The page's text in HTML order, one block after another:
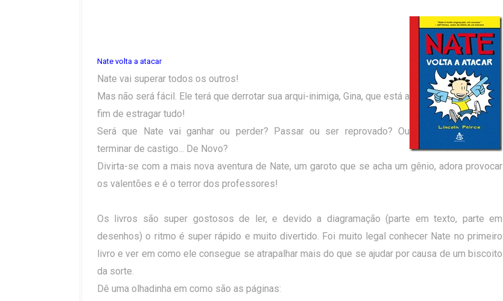
Nate volta a atacar
Nate vai superar todos os outros!
Mas não será fácil. Ele terá que derrotar sua arqui-inimiga, Gina, que está a
fim de estragar tudo!
Será que Nate vai ganhar ou perder? Passar ou ser reprovado? Ou
terminar de castigo... De Novo?
Divirta-se com a mais nova aventura de Nate, um garoto que se acha um gênio, adora provocar
os valentões e é o terror dos professores!
Os livros são super gostosos de ler, e devido a diagramação (parte em texto, parte em
desenhos) o ritmo é super rápido e muito divertido. Foi muito legal conhecer Nate no primeiro
livro e ver em como ele consegue se atrapalhar mais do que se ajudar por causa de um biscoito
da sorte.
Dê uma olhadinha em como são as páginas: